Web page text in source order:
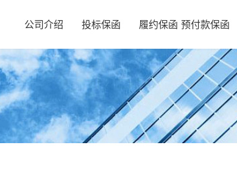
公司介绍 投标保函 履约保函 预付款保函